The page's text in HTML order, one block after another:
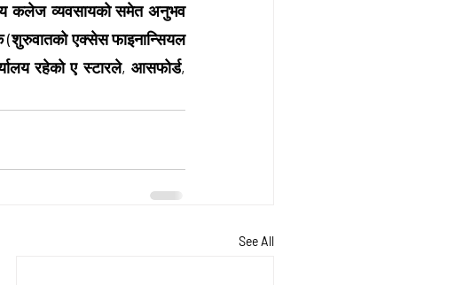
कलेज व्यवसायको समेत अनुभव
(शुरुवातको एक्सेस फाइनान्सियल
रहेको ए स्टारले, आसफोर्ड,
See All